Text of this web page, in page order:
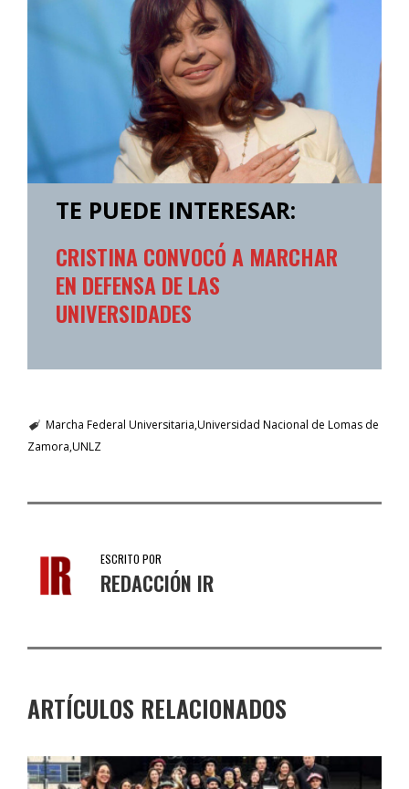
TE PUEDE INTERESAR:
CRISTINA CONVOCÓ A MARCHAR
EN DEFENSA DE LAS
UNIVERSIDADES
Marcha Federal Universitaria Universidad Nacional de Lomas de
Zamora UNLZ
ESCRITO POR
REDACCIÓN IR
ARTÍCULOS RELACIONADOS